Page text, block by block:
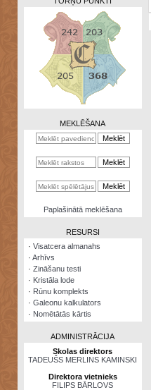
Zināšanu
kalkulators
Nomētātās
MEKLĒŠANA
Paplašinātā meklēšana
RESURSI
· Visatcera almanahs
· Arhīvs
· Zināšanu testi
· Kristāla lode
· Rūnu komplekts
· Galeonu kalkulators
· Nomētātās kārtis
ADMINISTRĀCIJA
Skolas direktors
TADEUŠS MERLINS KAMINSKI
Direktora vietnieks
FILIPS BĀRLOVS